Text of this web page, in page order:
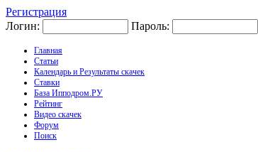
Регистрация
Логин:
Пароль:
Главная
Статьи
Календарь и Результаты скачек
Ставки
База Ипподром.РУ
Рейтинг
Видео скачек
Форум
Поиск